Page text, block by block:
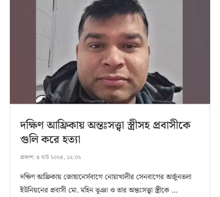
দক্ষিণ আফ্রিকায় অন্তঃসত্ত্বা স্ত্রীসহ প্রবাসীকে
গুলি করে হত্যা
প্রকাশ: ৪ মার্চ ২০২৪, ১২:০২
দক্ষিণ আফ্রিকায় জোহানের্সবাগে নোয়াখালীর সেনবাগের অর্জুনতলা
ইউনিয়নের প্রবাসী মো. মহিন ভূঞা ও তার অন্তঃসত্ত্বা স্ত্রীকে …